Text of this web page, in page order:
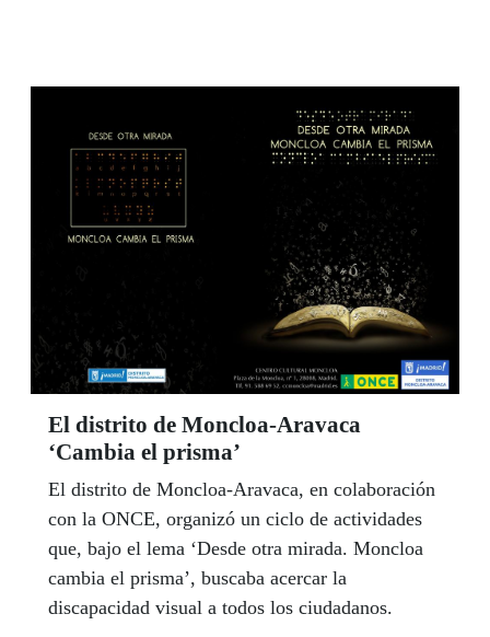
El distrito de Moncloa-Aravaca
‘Cambia el prisma’
El distrito de Moncloa-Aravaca, en colaboración
con la ONCE, organizó un ciclo de actividades
que, bajo el lema ‘Desde otra mirada. Moncloa
cambia el prisma’, buscaba acercar la
discapacidad visual a todos los ciudadanos.